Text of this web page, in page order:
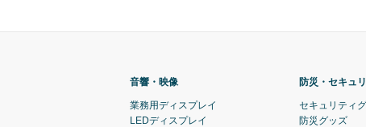
音響・映像
業務用ディスプレイ
LEDディスプレイ
防災・セキュ
セキュリティ
防災グッズ